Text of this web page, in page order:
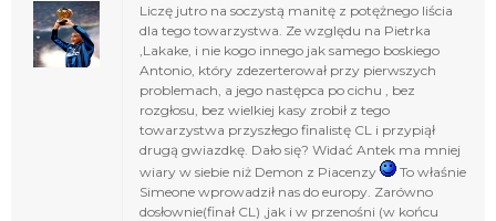
Liczę jutro na soczystą manitę z potężnego liścia
dla tego towarzystwa. Ze względu na Pietrka
,Lakake, i nie kogo innego jak samego boskiego
Antonio, który zdezerterował przy pierwszych
problemach, a jego następca po cichu , bez
rozgłosu, bez wielkiej kasy zrobił z tego
towarzystwa przyszłego finalistę CL i przypiął
drugą gwiazdkę. Dało się? Widać Antek ma mniej
wiary w siebie niż Demon z Piacenzy
To właśnie
Simeone wprowadził nas do europy. Zarówno
dosłownie(finał CL) ,jak i w przenośni (w końcu